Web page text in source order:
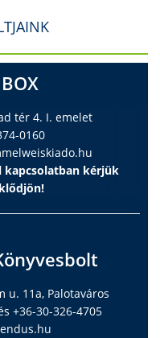
tér 4. I. emelet
0160
kapcsolatban kérjük
u. 11a, Palotaváros
+36-30-326-4705